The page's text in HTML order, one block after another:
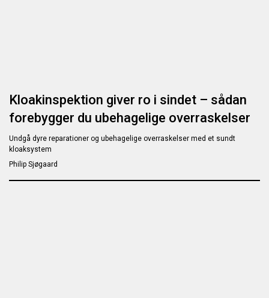
Kloakinspektion giver ro i sindet – sådan
forebygger du ubehagelige overraskelser
Undgå dyre reparationer og ubehagelige overraskelser med et sundt
kloaksystem
Philip Sjøgaard